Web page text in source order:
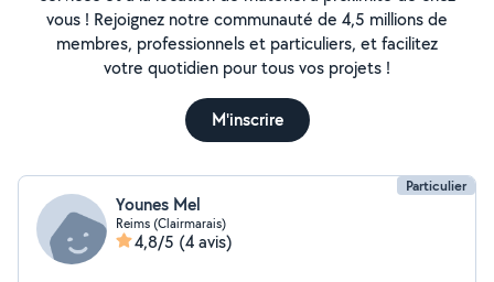
vous ! Rejoignez notre communauté de 4,5 millions de
membres, professionnels et particuliers, et facilitez
votre quotidien pour tous vos projets !
M'inscrire
Particulier
Younes Mel
Reims (Clairmarais)
4,8/5 (4 avis)